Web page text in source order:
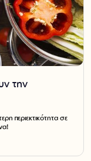
την
περιεκτικότητα σε